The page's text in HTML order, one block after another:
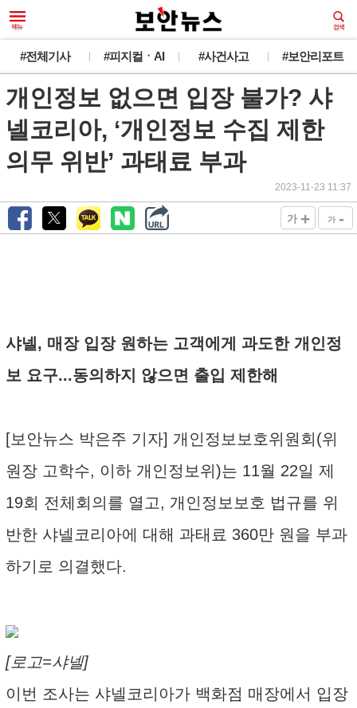
#전체기사 #피지컬ㆍAI #사건사고 #보안리포트
개인정보 없으면 입장 불가? 샤
넬코리아, ‘개인정보 수집 제한
의무 위반’ 과태료 부과
2023-11-23 11:37
가 + 가 -
샤넬, 매장 입장 원하는 고객에게 과도한 개인정
보 요구...동의하지 않으면 출입 제한해
[보안뉴스 박은주 기자] 개인정보보호위원회(위
원장 고학수, 이하 개인정보위)는 11월 22일 제
19회 전체회의를 열고, 개인정보보호 법규를 위
반한 샤넬코리아에 대해 과태료 360만 원을 부과
하기로 의결했다.
[로고=샤넬]
이번 조사는 샤넬코리아가 백화점 매장에서 입장